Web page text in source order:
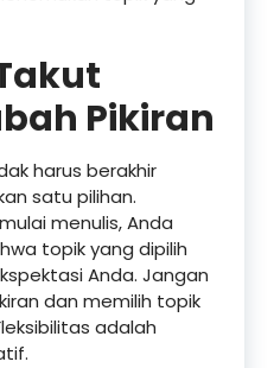
Pikiran
harus berakhir
satu pilihan.
menulis, Anda
topik yang dipilih
Anda. Jangan
dan memilih topik
adalah